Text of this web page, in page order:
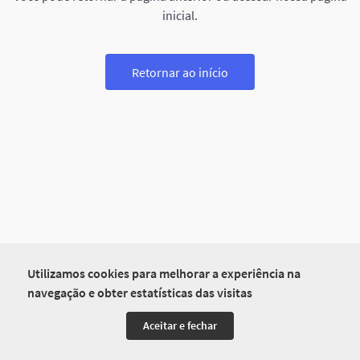
Utilizamos cookies para melhorar a experiência na
navegação e obter estatísticas das visitas
Aceitar e fechar
inicial.
Retornar ao início